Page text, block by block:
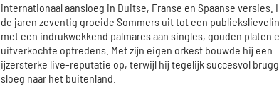
internationaal aansloeg in Duitse, Franse en Spaanse versies.
de jaren zeventig groeide Sommers uit tot een
met een indrukwekkend palmares aan singles, gouden platen
uitverkochte optredens. Met zijn eigen orkest bouwde hij een
ijzersterke live-reputatie op, terwijl hij tegelijk succesvol
sloeg naar het buitenland.